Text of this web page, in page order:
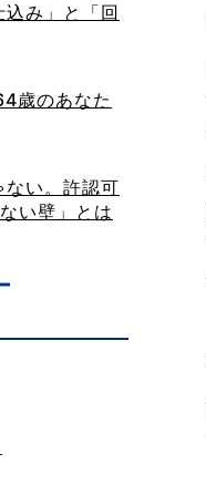
み」と「回
歳のあなた
ない。許認可
い壁」とは